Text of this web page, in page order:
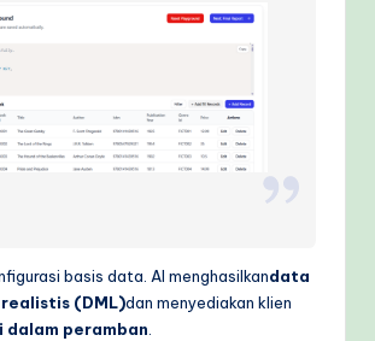
basis data. AI menghasilkandata
(DML)dan menyediakan klien
dalam peramban.